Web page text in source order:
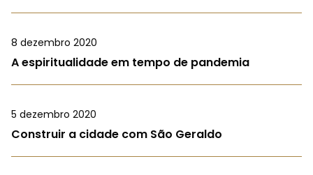
8 dezembro 2020
A espiritualidade em tempo de pandemia
5 dezembro 2020
Construir a cidade com São Geraldo